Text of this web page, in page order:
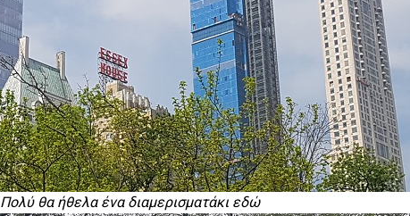
Πολύ θα ήθελα ένα διαμερισματάκι εδώ